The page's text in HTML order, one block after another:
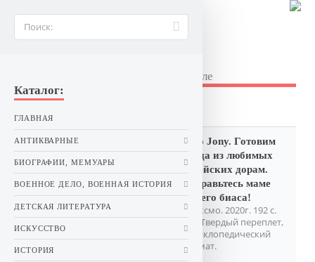
Букинистические книги в Ставрополе
Азия: Япония, Корея
Broo Jony. Готовим
блюда из любимых
корейских дорам.
Понравьтесь маме
вашего биаса!
М. Эксмо. 2020г. 192 с.
илл. Твердый переплет,
Энциклопедический
формат.
Каталог:
ГЛАВНАЯ
АНТИКВАРНЫЕ
БИОГРАФИИ, МЕМУАРЫ
ВОЕННОЕ ДЕЛО, ВОЕННАЯ ИСТОРИЯ
ДЕТСКАЯ ЛИТЕРАТУРА
ИСКУССТВО
ИСТОРИЯ